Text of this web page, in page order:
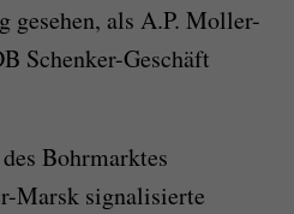
gesehen, als A.P. Moller-
Schenker-Geschäft
Bohrmarktes
Marsk signalisierte